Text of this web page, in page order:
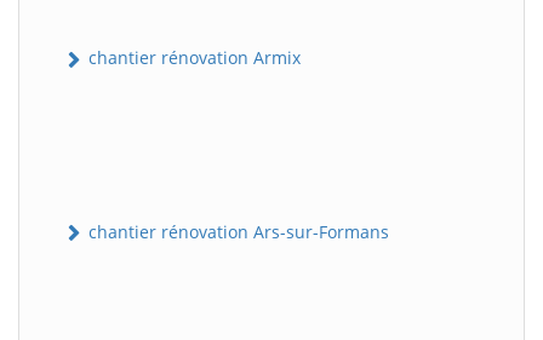
chantier rénovation Armix
chantier rénovation Ars-sur-Formans